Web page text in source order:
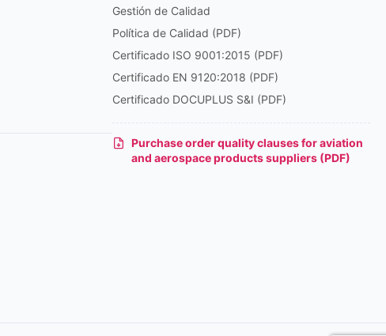
Gestión de Calidad
Política de Calidad (PDF)
Certificado ISO 9001:2015 (PDF)
Certificado EN 9120:2018 (PDF)
Certificado DOCUPLUS S&I (PDF)
Purchase order quality clauses for aviation
and aerospace products suppliers (PDF)